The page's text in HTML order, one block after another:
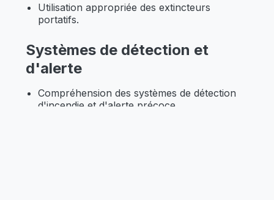
Utilisation appropriée des extincteurs
portatifs.
Systèmes de détection et
d'alerte
Compréhension des systèmes de détection
d'incendie et d'alerte précoce.